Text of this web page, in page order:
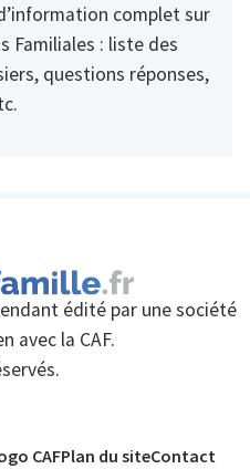
complet sur
Familiales : liste des
questions réponses,
édité par une société
avec la CAF.
CAFPlan du siteContact